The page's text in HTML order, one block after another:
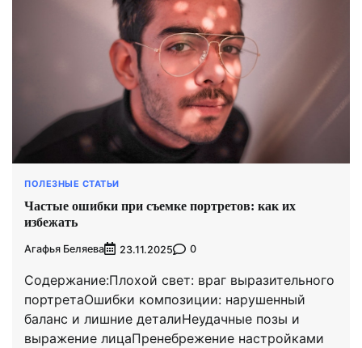
ПОЛЕЗНЫЕ СТАТЬИ
Частые ошибки при съемке портретов: как их
избежать
Агафья Беляева 23.11.2025 0
Содержание:Плохой свет: враг выразительного
портретаОшибки композиции: нарушенный
баланс и лишние деталиНеудачные позы и
выражение лицаПренебрежение настройками